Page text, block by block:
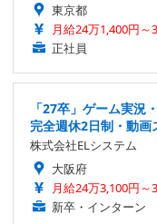
東京都
月給24万1,400円～
正社員
「27卒」ゲーム実況
完全週休2日制・動
株式会社ELシステム
大阪府
月給24万3,100円～
新卒・インターン